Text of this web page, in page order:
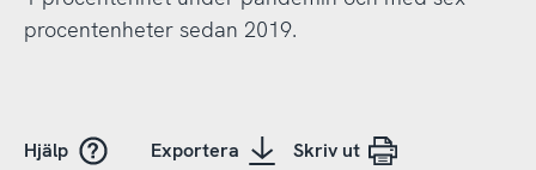
procentenheter sedan 2019.
Hjälp Exportera Skriv ut